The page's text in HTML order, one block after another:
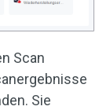
Scan
Sie